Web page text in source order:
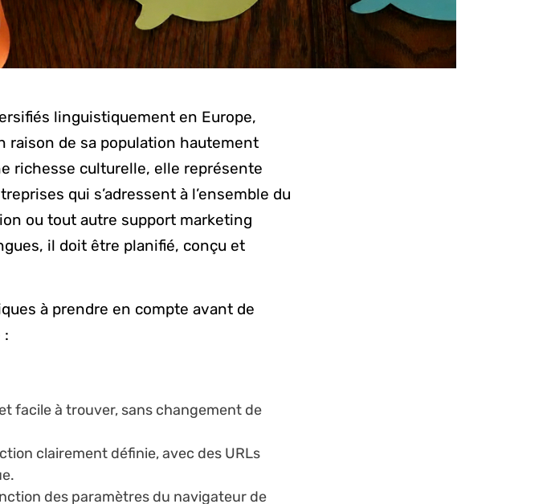
linguistiquement en Europe,
raison de sa population hautement
richesse culturelle, elle représente
qui s’adressent à l’ensemble du
ou tout autre support marketing
il doit être planifié, conçu et
à prendre en compte avant de
:
facile à trouver, sans changement de
clairement définie, avec des URLs
des paramètres du navigateur de